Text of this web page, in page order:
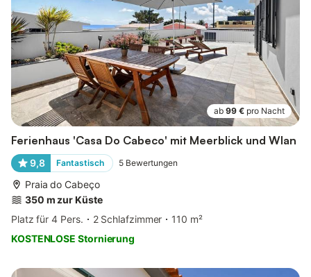
ab 99 € pro Nacht
Ferienhaus 'Casa Do Cabeco' mit Meerblick und Wlan
9,8 Fantastisch 5 Bewertungen
Praia do Cabeço
350 m zur Küste
Platz für 4 Pers.
2 Schlafzimmer
110 m²
KOSTENLOSE Stornierung